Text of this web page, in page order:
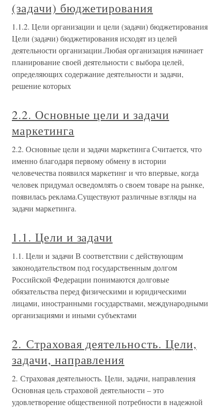
(задачи) бюджетирования
1.1.2. Цели организации и цели (задачи) бюджетирования
Цели (задачи) бюджетирования исходят из целей
деятельности организации.Любая организация начинает
планирование своей деятельности с выбора целей,
определяющих содержание деятельности и задачи,
решение которых
2.2. Основные цели и задачи
маркетинга
2.2. Основные цели и задачи маркетинга Считается, что
именно благодаря первому обмену в истории
человечества появился маркетинг и что впервые, когда
человек придумал осведомлять о своем товаре на рынке,
появилась реклама.Существуют различные взгляды на
задачи маркетинга.
1.1. Цели и задачи
1.1. Цели и задачи В соответствии с действующим
законодательством под государственным долгом
Российской Федерации понимаются долговые
обязательства перед физическими и юридическими
лицами, иностранными государствами, международными
организациями и иными субъектами
2. Страховая деятельность. Цели,
задачи, направления
2. Страховая деятельность. Цели, задачи, направления
Основная цель страховой деятельности – это
удовлетворение общественной потребности в надежной